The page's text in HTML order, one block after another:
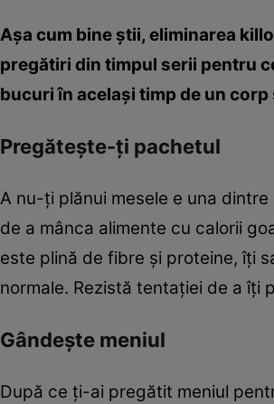
Aşa cum bine ştii, eliminarea
pregătiri din timpul serii pentru
bucuri în acelaşi timp de un
Pregăteşte-ţi pachetul
A nu-ţi plănui mesele e una
de a mânca alimente cu calorii
este plină de fibre şi proteine, îţi
normale. Rezistă tentaţiei de a îţi
Gândeşte meniul
După ce ţi-ai pregătit meniul